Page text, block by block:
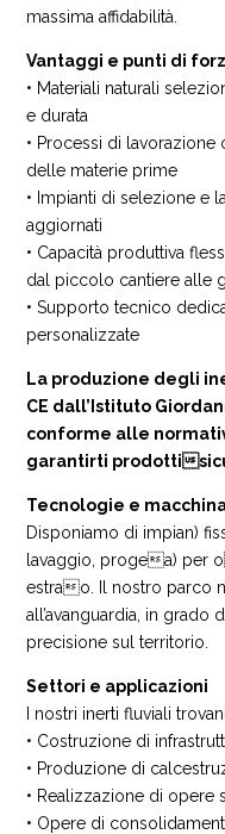
massima affidabilità.
Vantaggi e punti di
• Materiali naturali
e durata
• Processi di lavorazione
delle materie prime
• Impianti di selezione e
aggiornati
• Capacità produttiva
dal piccolo cantiere alle
• Supporto tecnico
personalizzate
La produzione degli
CE dall’Istituto
conforme alle
garantirti prodotti
Tecnologie e
Disponiamo di impian)
lavaggio, progea) per
estrao. Il nostro parco
all’avanguardia, in grado
precisione sul territorio.
Settori e applicazioni
I nostri inerti fluviali
• Costruzione di
• Produzione di
• Realizzazione di opere
• Opere di